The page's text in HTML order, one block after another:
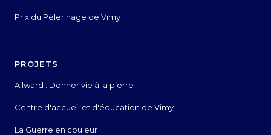
Prix du Pèlerinage de Vimy
PROJETS
Allward : Donner vie à la pierre
Centre d'accueil et d'éducation de Vimy
La Guerre en couleur